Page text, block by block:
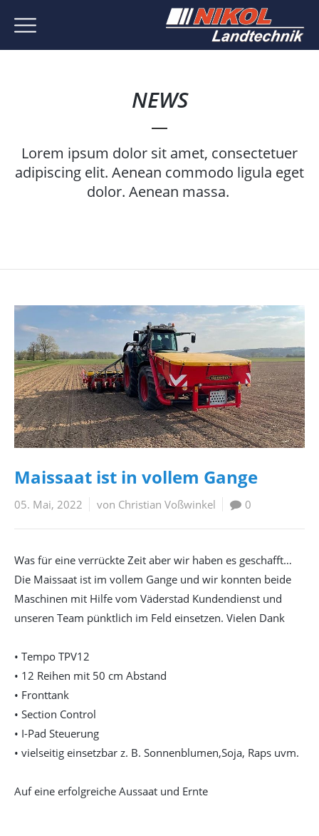
NEWS
Lorem ipsum dolor sit amet, consectetuer
adipiscing elit. Aenean commodo ligula eget
dolor. Aenean massa.
Maissaat ist in vollem Gange
05. Mai, 2022 von Christian Voßwinkel 0
Was für eine verrückte Zeit aber wir haben es geschafft…
Die Maissaat ist im vollem Gange und wir konnten beide
Maschinen mit Hilfe vom Väderstad Kundendienst und
unseren Team pünktlich im Feld einsetzen. Vielen Dank
• Tempo TPV12
• 12 Reihen mit 50 cm Abstand
• Fronttank
• Section Control
• I-Pad Steuerung
• vielseitig einsetzbar z. B. Sonnenblumen,Soja, Raps uvm.
Auf eine erfolgreiche Aussaat und Ernte